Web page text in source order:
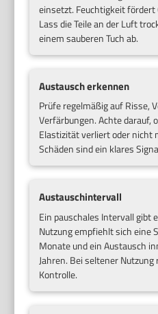
einsetzt. Feuchtigkeit fördert
Lass die Teile an der Luft
einem sauberen Tuch ab.
Austausch erkennen
Prüfe regelmäßig auf Risse,
Verfärbungen. Achte darauf,
Elastizität verliert oder nicht
Schäden sind ein klares
Austauschintervall
Ein pauschales Intervall gibt
Nutzung empfiehlt sich eine
Monate und ein Austausch
Jahren. Bei seltener
Kontrolle.